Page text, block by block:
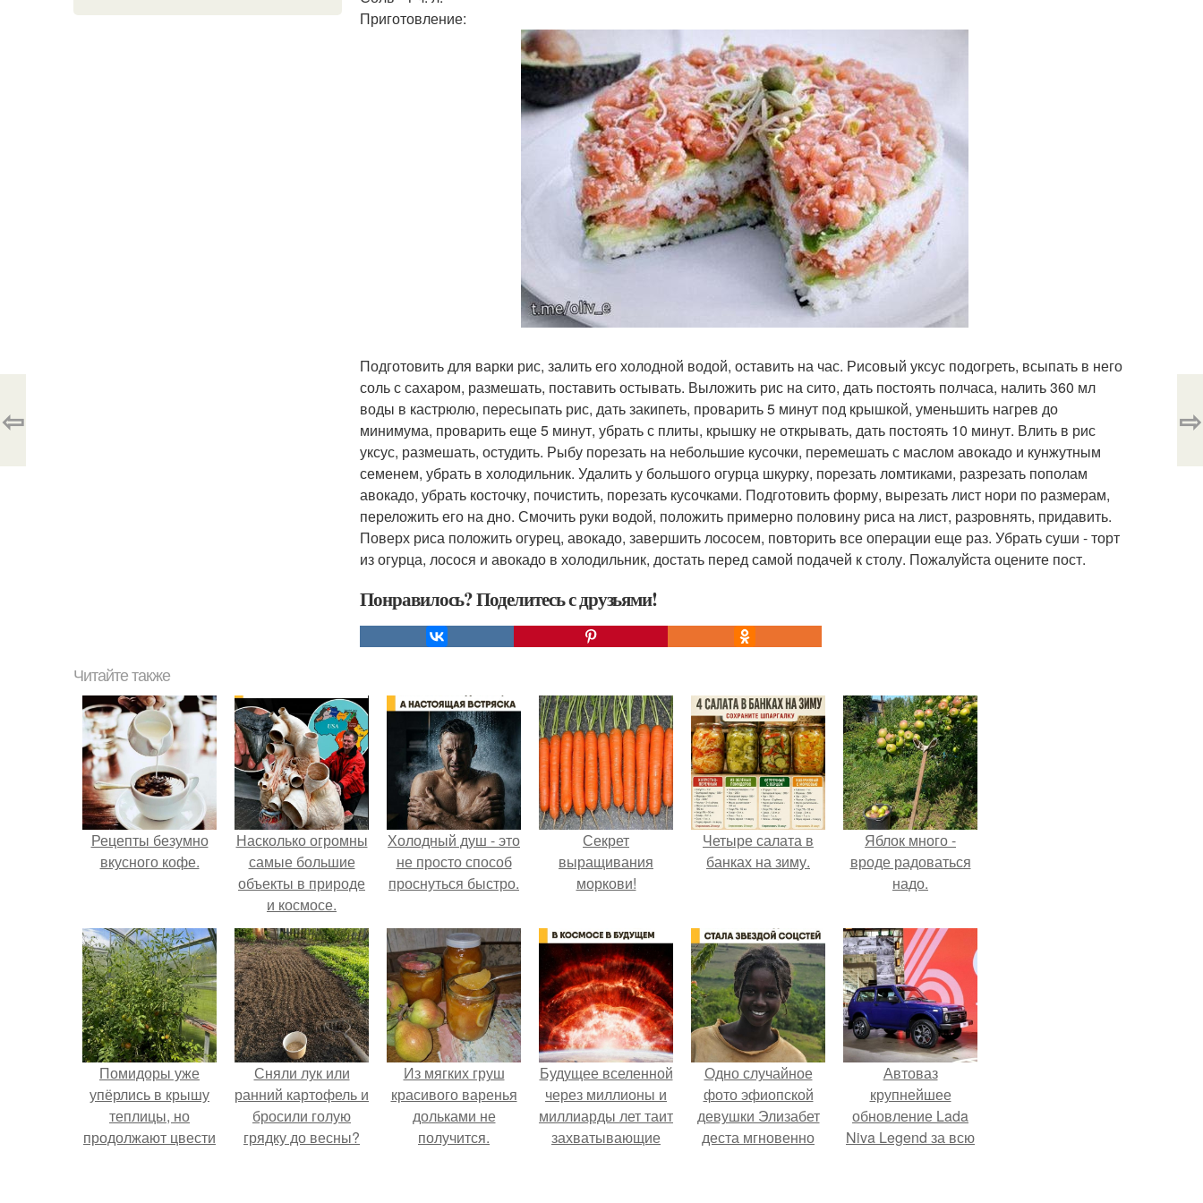
Приготовление:
Подготовить для варки рис, залить его холодной водой, оставить на час. Рисовый уксус подогреть, всыпать в него
соль с сахаром, размешать, поставить остывать. Выложить рис на сито, дать постоять полчаса, налить 360 мл
воды в кастрюлю, пересыпать рис, дать закипеть, проварить 5 минут под крышкой, уменьшить нагрев до
минимума, проварить еще 5 минут, убрать с плиты, крышку не открывать, дать постоять 10 минут. Влить в рис
уксус, размешать, остудить. Рыбу порезать на небольшие кусочки, перемешать с маслом авокадо и кунжутным
семенем, убрать в холодильник. Удалить у большого огурца шкурку, порезать ломтиками, разрезать пополам
авокадо, убрать косточку, почистить, порезать кусочками. Подготовить форму, вырезать лист нори по размерам,
переложить его на дно. Смочить руки водой, положить примерно половину риса на лист, разровнять, придавить.
Поверх риса положить огурец, авокадо, завершить лососем, повторить все операции еще раз. Убрать суши - торт
из огурца, лосося и авокадо в холодильник, достать перед самой подачей к столу. Пожалуйста оцените пост.
Понравилось? Поделитесь с друзьями!
⇦ ⇨
Читайте также
Рецепты безумно
вкусного кофе.
Насколько огромны
самые большие
объекты в природе
и космосе.
Холодный душ - это
не просто способ
проснуться быстро.
Секрет
выращивания
моркови!
Четыре салата в
банках на зиму.
Яблок много -
вроде радоваться
надо.
Помидоры уже
упёрлись в крышу
теплицы, но
продолжают цвести
Сняли лук или
ранний картофель и
бросили голую
грядку до весны?
Из мягких груш
красивого варенья
дольками не
получится.
Будущее вселенной
через миллионы и
миллиарды лет таит
захватывающие
Одно случайное
фото эфиопской
девушки Элизабет
деста мгновенно
Автоваз
крупнейшее
обновление Lada
Niva Legend за всю